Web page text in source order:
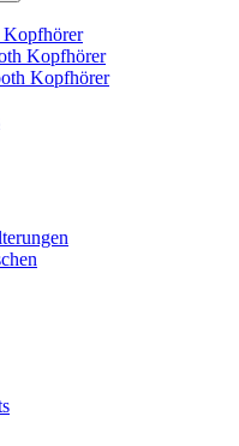
Kopfhörer
Kopfhörer
Kopfhörer